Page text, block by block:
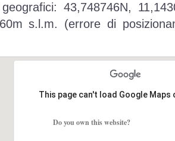
43,748746N,
s.l.m. (errore di
This page can't load Google
Do you own this website?